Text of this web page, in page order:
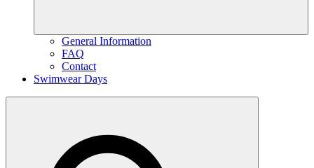
General Information
FAQ
Contact
Swimwear Days